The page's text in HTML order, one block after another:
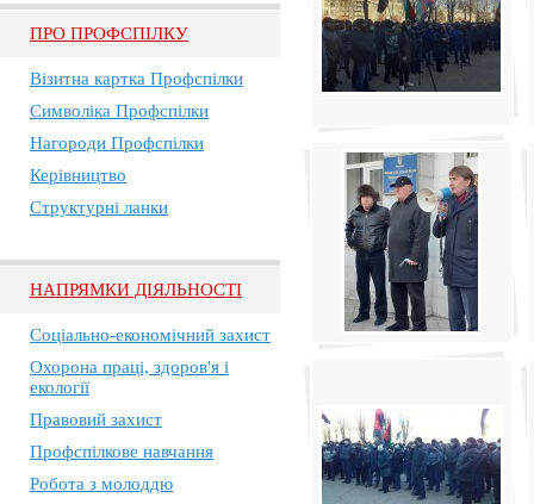
ПРО ПРОФСПIЛКУ
Візитна картка Профспілки
Символіка Профспілки
Нагороди Профспілки
Керівництво
Структурні ланки
НАПРЯМКИ ДІЯЛЬНОСТІ
Соціально-економічний захист
Охорона праці, здоров'я і
екології
Правовий захист
Профспілкове навчання
Робота з молоддю